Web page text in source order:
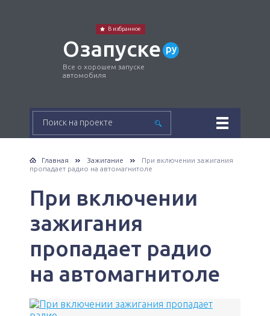
Озапуске ру
Все о хорошем запуске
автомобиля
В избранное
Главная Зажигание
При включении зажигания
пропадает радио на автомагнитоле
При включении
зажигания
пропадает радио
на автомагнитоле